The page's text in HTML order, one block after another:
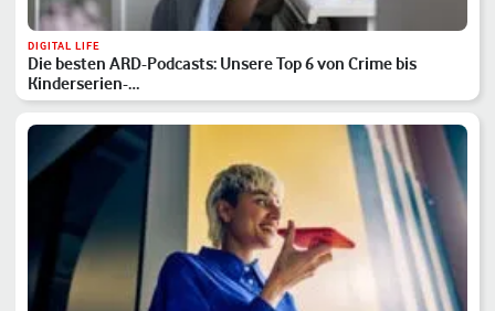
DIGITAL LIFE
Die besten ARD-Podcasts: Unsere Top 6 von Crime bis
Kinderserien-…